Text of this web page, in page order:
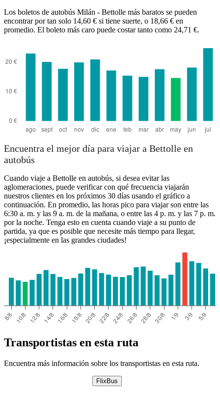
Bettolle
Los boletos de autobús Milán - Bettolle más baratos se pueden
encontrar por tan solo 14,60 € si tiene suerte, o 18,66 € en
promedio. El boleto más caro puede costar tanto como 24,71 €.
Encuentra el mejor día para viajar a Bettolle en
autobús
Cuando viaje a Bettolle en autobús, si desea evitar las
aglomeraciones, puede verificar con qué frecuencia viajarán
nuestros clientes en los próximos 30 días usando el gráfico a
continuación. En promedio, las horas pico para viajar son entre las
6:30 a. m. y las 9 a. m. de la mañana, o entre las 4 p. m. y las 7 p. m.
por la noche. Tenga esto en cuenta cuando viaje a su punto de
partida, ya que es posible que necesite más tiempo para llegar,
¡especialmente en las grandes ciudades!
Transportistas en esta ruta
Encuentra más información sobre los transportistas en esta ruta.
FlixBus